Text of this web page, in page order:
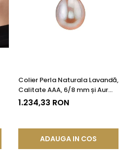
Colier Perla Naturala Lavandă,
Calitate AAA, 6/8 mm și Aur
14K (aur 585) | KASKADDA®
1.234,33 RON
ADAUGA IN COS